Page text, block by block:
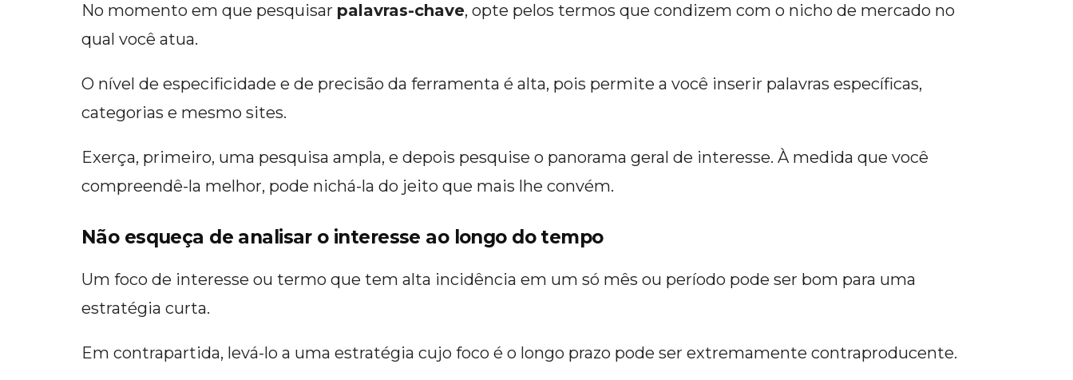
No momento em que pesquisar palavras-chave, opte pelos termos que condizem com o nicho de mercado no
qual você atua.
O nível de especificidade e de precisão da ferramenta é alta, pois permite a você inserir palavras específicas,
categorias e mesmo sites.
Exerça, primeiro, uma pesquisa ampla, e depois pesquise o panorama geral de interesse. À medida que você
compreendê-la melhor, pode nichá-la do jeito que mais lhe convém.
Não esqueça de analisar o interesse ao longo do tempo
Um foco de interesse ou termo que tem alta incidência em um só mês ou período pode ser bom para uma
estratégia curta.
Em contrapartida, levá-lo a uma estratégia cujo foco é o longo prazo pode ser extremamente contraproducente.